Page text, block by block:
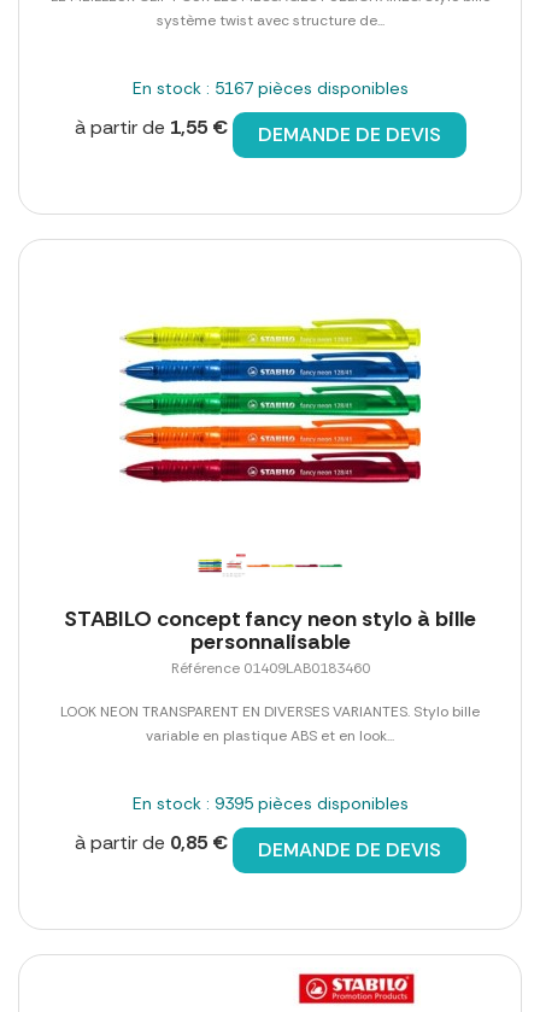
système twist avec structure de...
En stock : 5167 pièces disponibles
à partir de 1,55 € DEMANDE DE DEVIS
STABILO concept fancy neon stylo à bille
personnalisable
Référence 01409LAB0183460
LOOK NEON TRANSPARENT EN DIVERSES VARIANTES. Stylo bille
variable en plastique ABS et en look...
En stock : 9395 pièces disponibles
à partir de 0,85 € DEMANDE DE DEVIS